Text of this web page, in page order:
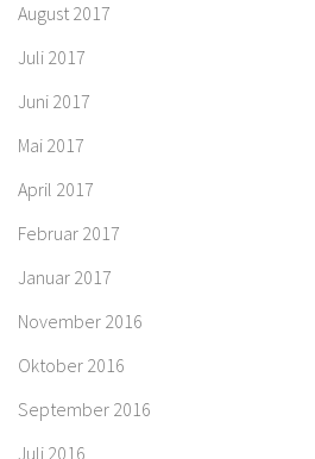
August 2017
Juli 2017
Juni 2017
Mai 2017
April 2017
Februar 2017
Januar 2017
November 2016
Oktober 2016
September 2016
Juli 2016